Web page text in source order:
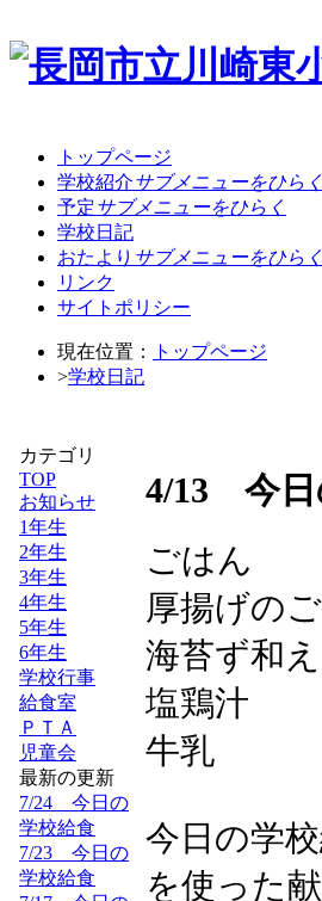
トップページ
学校紹介サブメニューをひらく
予定サブメニューをひらく
学校日記
おたより サブメニューをひらく
リンク
サイトポリシー
現在位置：
トップページ
>学校日記